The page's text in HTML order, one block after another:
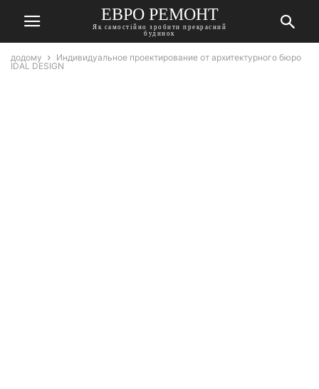
ЕВРО РЕМОНТ
Як самостійно зробити прекрасний
будинок
додому
Индивидуальное проектирование от архитектурного бюро
IDAL DESIGN